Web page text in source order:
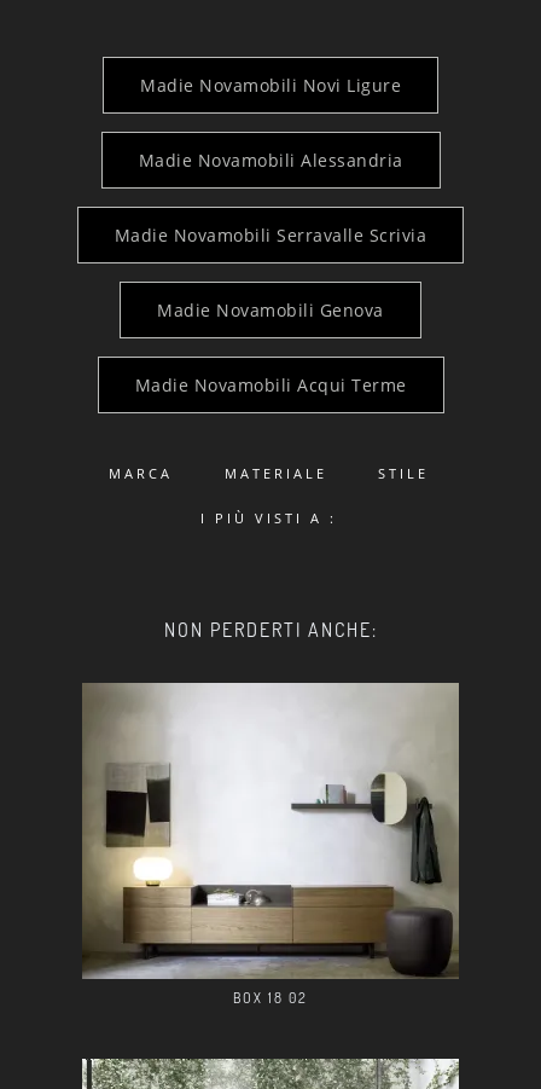
Madie Novamobili Novi Ligure
Madie Novamobili Alessandria
Madie Novamobili Serravalle Scrivia
Madie Novamobili Genova
Madie Novamobili Acqui Terme
MARCA MATERIALE STILE
I PIÙ VISTI A :
NON PERDERTI ANCHE:
BOX 18 02